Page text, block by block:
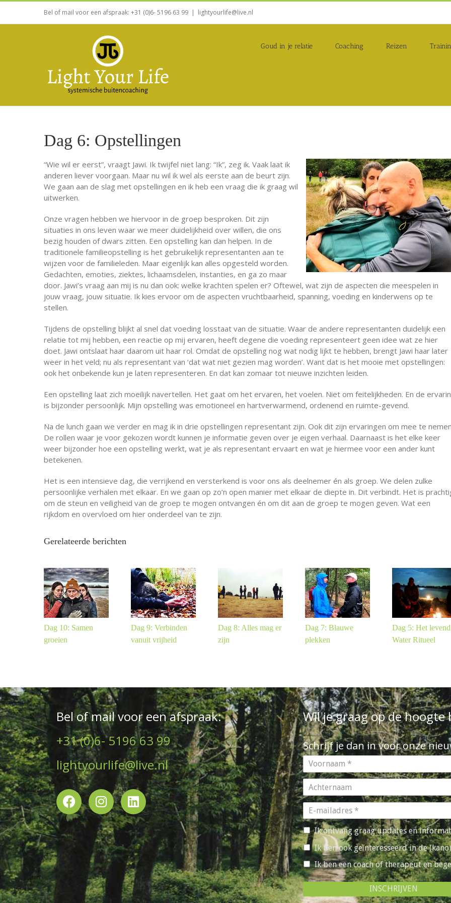
Bel of mail voor een afspraak: +31 (0)6- 5196 63 99 | lightyourlife@live.nl
Goud in je relatie Coaching Reizen
Dag 6: Opstellingen
“Wie wil er eerst”, vraagt Jawi. Ik twijfel niet lang: “Ik”, zeg ik. Vaak laat ik
anderen liever voorgaan. Maar nu wil ik wel als eerste aan de beurt zijn.
We gaan aan de slag met opstellingen en ik heb een vraag die ik graag wil
uitwerken.
Onze vragen hebben we hiervoor in de groep besproken. Dit zijn
situaties in ons leven waar we meer duidelijkheid over willen, die ons
bezig houden of dwars zitten. Een opstelling kan dan helpen. In de
traditionele familieopstelling is het gebruikelijk representanten aan te
wijzen voor de familieleden. Maar eigenlijk kan alles opgesteld worden.
Gedachten, emoties, ziektes, lichaamsdelen, instanties, en ga zo maar
door. Jawi’s vraag aan mij is nu dan ook: welke krachten spelen er? Oftewel, wat zijn de aspecten die meespelen in
jouw vraag, jouw situatie. Ik kies ervoor om de aspecten vruchtbaarheid, spanning, voeding en kinderwens op te
stellen.
Tijdens de opstelling blijkt al snel dat voeding losstaat van de situatie. Waar de andere representanten duidelijk een
relatie tot mij hebben, een reactie op mij ervaren, heeft degene die voeding representeert geen idee wat ze hier
doet. Jawi ontslaat haar daarom uit haar rol. Omdat de opstelling nog wat nodig lijkt te hebben, brengt Jawi haar later
weer in het veld; nu als representant van ‘dat wat niet gezien mag worden’. Want dat is het mooie met opstellingen:
ook het onbekende kun je laten representeren. En dat kan zomaar tot nieuwe inzichten leiden.
Een opstelling laat zich moeilijk navertellen. Het gaat om het ervaren, het voelen. Niet om feitelijkheden. En de
is bijzonder persoonlijk. Mijn opstelling was emotioneel en hartverwarmend, ordenend en ruimte-gevend.
Na de lunch gaan we verder en mag ik in drie opstellingen representant zijn. Ook dit zijn ervaringen om mee te
De rollen waar je voor gekozen wordt kunnen je informatie geven over je eigen verhaal. Daarnaast is het elke keer
weer bijzonder hoe een opstelling werkt, wat je als representant ervaart en wat je hiermee voor een ander kunt
betekenen.
Het is een intensieve dag, die verrijkend en versterkend is voor ons als deelnemer én als groep. We delen zulke
persoonlijke verhalen met elkaar. En we gaan op zo’n open manier met elkaar de diepte in. Dit verbindt. Het is
om de steun en veiligheid van de groep te mogen ontvangen én om dit aan de groep te mogen geven. Wat een
rijkdom en overvloed om hier onderdeel van te zijn.
Gerelateerde berichten
Dag 10: Samen
groeien
Dag 9: Verbinden
vanuit vrijheid
Dag 8: Alles mag er
zijn
Dag 7: Blauwe
plekken
Dag 5: Het levend
Water Ritueel
Bel of mail voor een afspraak:
+31 (0)6- 5196 63 99
lightyourlife@live.nl
Wil je graag op de hoogte
Schrijf je dan in voor onze
Ik ontvang graag updates en
Ik ben ook geïnteresseerd in de
Ik ben een coach of therapeut en
INSCHRIJVEN